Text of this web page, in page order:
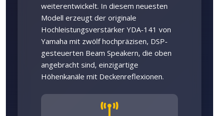
weiterentwickelt. In diesem neuesten
Modell erzeugt der originale
Hochleistungsverstärker YDA-141 von
Yamaha mit zwölf hochpräzisen, DSP-
gesteuerten Beam Speakern, die oben
angebracht sind, einzigartige
Höhenkanäle mit Deckenreflexionen.